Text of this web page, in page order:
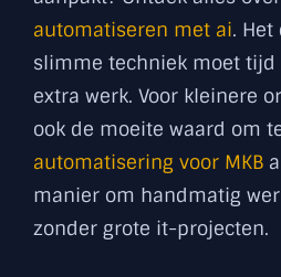
automatiseren met ai.
slimme techniek moet tijd
extra werk. Voor kleinere
ook de moeite waard om
automatisering voor MKB
manier om handmatig
zonder grote it-projecten.